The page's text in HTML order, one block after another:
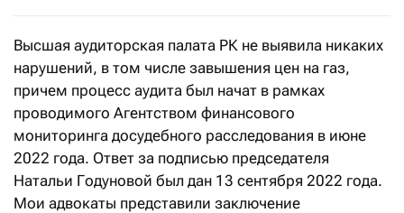
Высшая аудиторская палата РК не выявила никаких
нарушений, в том числе завышения цен на газ,
причем процесс аудита был начат в рамках
проводимого Агентством финансового
мониторинга досудебного расследования в июне
2022 года. Ответ за подписью председателя
Натальи Годуновой был дан 13 сентября 2022 года.
Мои адвокаты представили заключение